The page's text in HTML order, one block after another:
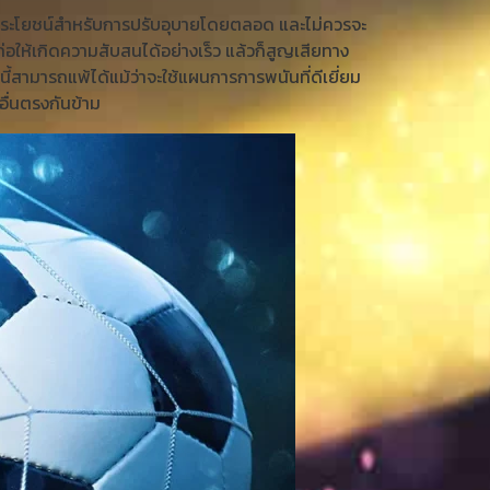
ยชน์สำหรับการปรับอุบายโดยตลอด และไม่ควรจะ
ให้เกิดความสับสนได้อย่างเร็ว แล้วก็สูญเสียทาง
ามารถแพ้ได้แม้ว่าจะใช้แผนการการพนันที่ดีเยี่ยม
นตรงกันข้าม